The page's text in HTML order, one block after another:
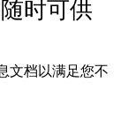
时可供
文档以满足您不